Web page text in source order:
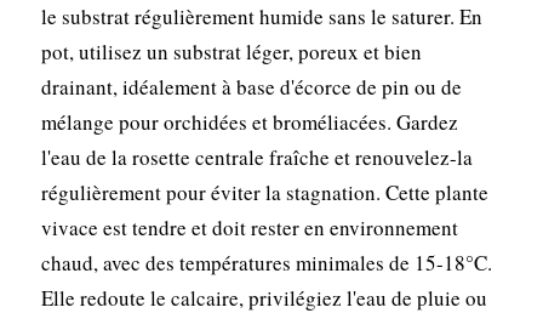
le substrat régulièrement humide sans le saturer. En
pot, utilisez un substrat léger, poreux et bien
drainant, idéalement à base d'écorce de pin ou de
mélange pour orchidées et broméliacées. Gardez
l'eau de la rosette centrale fraîche et renouvelez-la
régulièrement pour éviter la stagnation. Cette plante
vivace est tendre et doit rester en environnement
chaud, avec des températures minimales de 15-18°C.
Elle redoute le calcaire, privilégiez l'eau de pluie ou